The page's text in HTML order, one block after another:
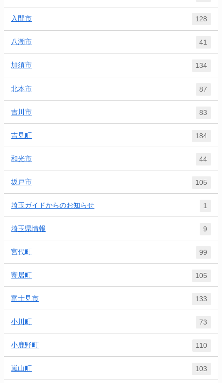
入間市 128
八潮市 41
加須市 134
北本市 87
吉川市 83
吉見町 184
和光市 44
坂戸市 105
埼玉ガイドからのお知らせ 1
埼玉県情報 9
宮代町 99
寄居町 105
富士見市 133
小川町 73
小鹿野町 110
嵐山町 103